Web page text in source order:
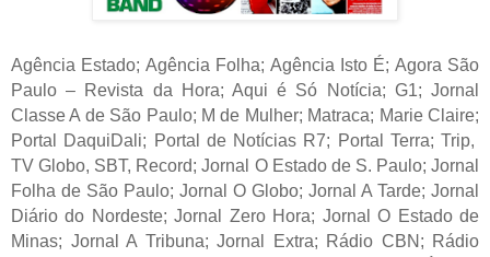
Agência Estado; Agência Folha; Agência Isto É; Agora São
Paulo – Revista da Hora; Aqui é Só Notícia; G1; Jornal
Classe A de São Paulo; M de Mulher; Matraca; Marie Claire;
Portal DaquiDali; Portal de Notícias R7; Portal Terra; Trip,
TV Globo, SBT, Record; Jornal O Estado de S. Paulo; Jornal
Folha de São Paulo; Jornal O Globo; Jornal A Tarde; Jornal
Diário do Nordeste; Jornal Zero Hora; Jornal O Estado de
Minas; Jornal A Tribuna; Jornal Extra; Rádio CBN; Rádio